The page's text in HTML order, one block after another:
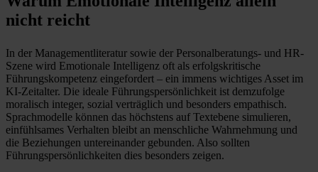
nicht reicht
In der Managementliteratur sowie der Personalberatungs- und HR-
Szene wird Emotionale Intelligenz oft als erfolgskritische
Führungskompetenz eingefordert – ein immens wichtiges Asset im
KI-Zeitalter. Die ideale Führungspersönlichkeit ist demzufolge
moralisch integer, sozial verträglich und besonders empathisch.
Sprachmodelle können das höchstens auf Textebene simulieren,
einfühlsames Verhalten bleibt an menschliche Wahrnehmung und
die Beziehungen untereinander gebunden. Also sollten
Führungspersönlichkeiten dies besonders zeigen.